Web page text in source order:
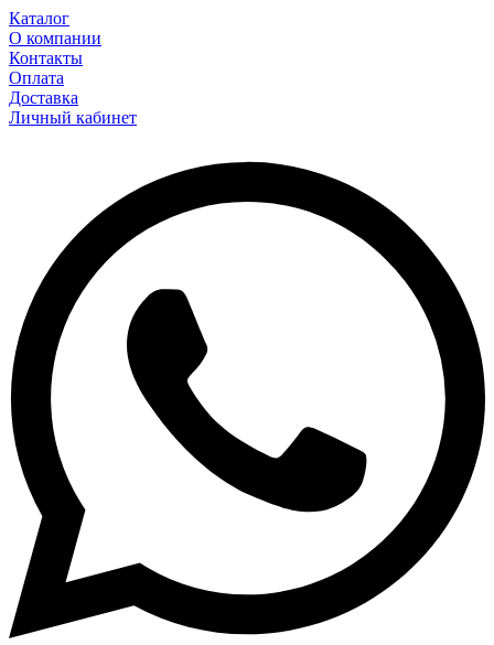
Каталог
О компании
Контакты
Оплата
Доставка
Личный кабинет